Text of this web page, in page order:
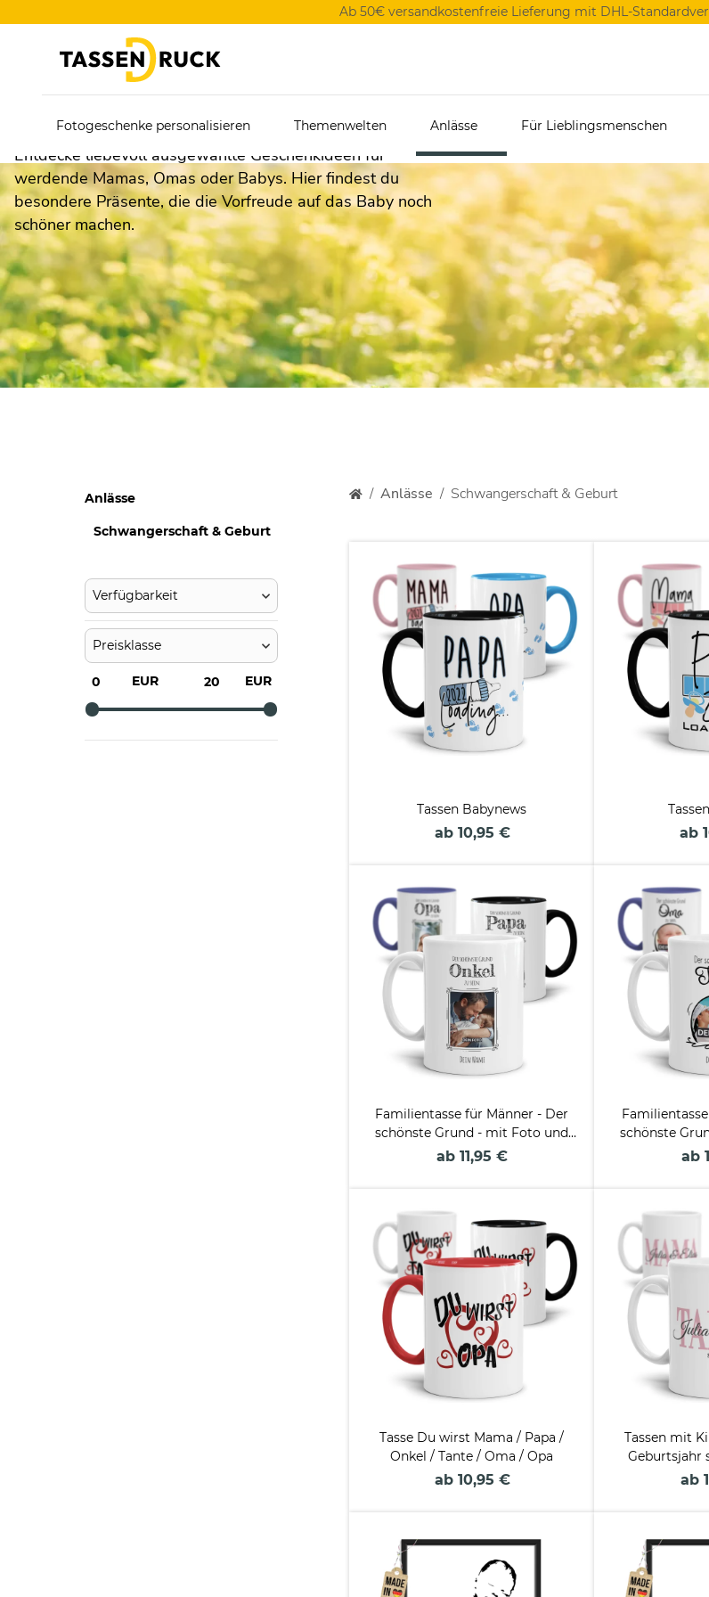
Ab 50€ versandkostenfreie Lieferung mit DHL-
Fotogeschenke personalisieren Themenwelten Anlässe Für Lieblingsmenschen
Schöne Schwangerschafts-Geschenke
Entdecke liebevoll ausgewählte Geschenkideen für
werdende Mamas, Omas oder Babys. Hier findest du
besondere Präsente, die die Vorfreude auf das Baby noch
schöner machen.
Anlässe Schwangerschaft & Geburt
Tassen Babynews
ab 10,95 € ab
Familientasse für Männer - Der
schönste Grund - mit Foto und
Name
ab 11,95 €
schönste
ab
Tasse Du wirst Mama / Papa /
Onkel / Tante / Oma / Opa
ab 10,95 €
Tassen mit
Geburtsjahr
ab
Anlässe
Schwangerschaft & Geburt
Verfügbarkeit
Preisklasse
EUR EUR